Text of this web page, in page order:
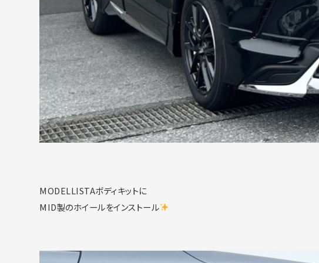
MODELLISTAボディキットに
MID製のホイールをインストール